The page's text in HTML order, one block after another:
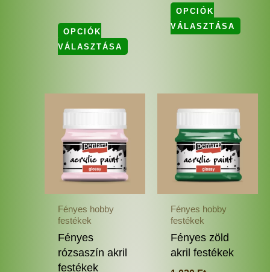
OPCIÓK
VÁLASZTÁSA
OPCIÓK
VÁLASZTÁSA
Fényes hobby
festékek
Fényes
rózsaszín akril
festékek
terméknek
több
van.
változatok
termékoldalon
választhatók
Fényes hobby
festékek
Fényes zöld
akril festékek
több
van.